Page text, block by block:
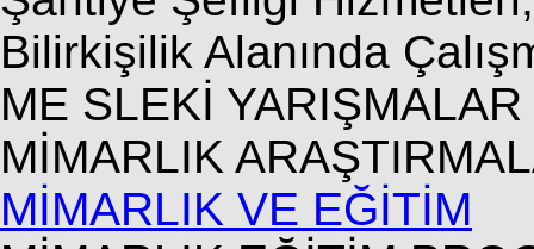
Bilirkişilik Alanında
ME SLEKİ YARIŞMALAR
MİMARLIK
MİMARLIK VE EĞİTİM